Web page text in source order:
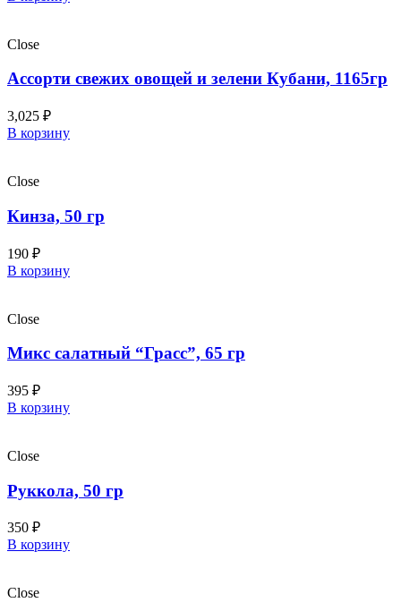
Close
Ассорти свежих овощей и зелени Кубани, 1165гр
3,025 ₽
В корзину
Close
Кинза, 50 гр
190 ₽
В корзину
Close
Микс салатный “Грасс”, 65 гр
395 ₽
В корзину
Close
Руккола, 50 гр
350 ₽
В корзину
Close